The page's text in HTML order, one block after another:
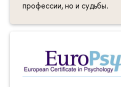
профессии, но и судьбы.